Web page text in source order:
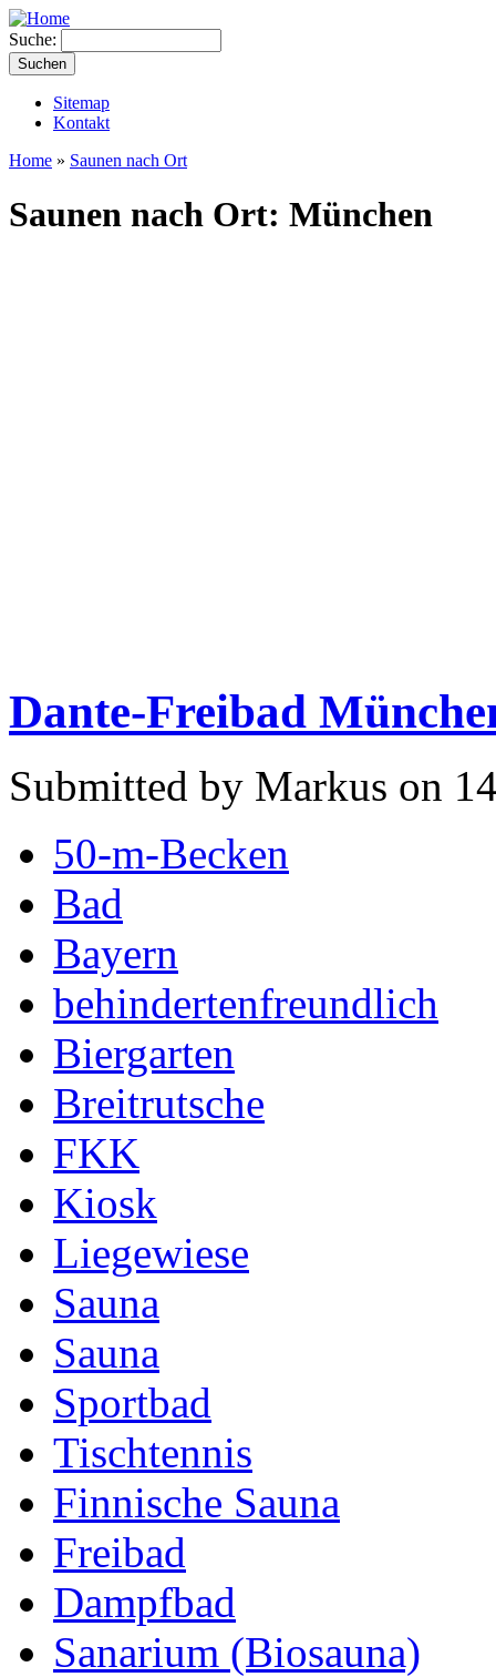
Suche:
Sitemap
Kontakt
Home » Saunen nach Ort
Saunen nach Ort: München
Dante-Freibad
Submitted by Markus on
50-m-Becken
Bad
Bayern
behindertenfreundlich
Biergarten
Breitrutsche
FKK
Kiosk
Liegewiese
Sauna
Sauna
Sportbad
Tischtennis
Finnische Sauna
Freibad
Dampfbad
Sanarium (Biosauna)